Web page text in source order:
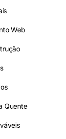
Web
Quente